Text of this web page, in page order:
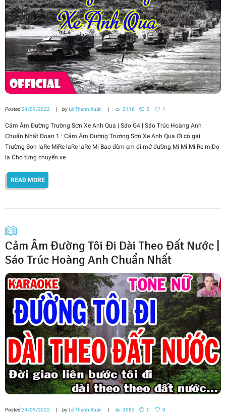
Posted24/09/2022 by Lê Thanh Xuân 3116 0 1
Cảm Âm Đường Trường Sơn Xe Anh Qua | Sáo G4 | Sáo Trúc Hoàng Anh
Chuẩn Nhất Đoạn 1 : Cảm Âm Đường Trường Sơn Xe Anh Qua Ơi cô gái
Trường Sơn laRe MiRe laRe laRe Mi Bao đêm em đi mở đường Mi Mi Mi Re miDo
la Cho từng chuyến xe
READ MORE
Cảm Âm Đường Tôi Đi Dài Theo Đất Nước |
Sáo Trúc Hoàng Anh Chuẩn Nhất
Posted24/09/2022 byLê Thanh Xuân 3082 0 0